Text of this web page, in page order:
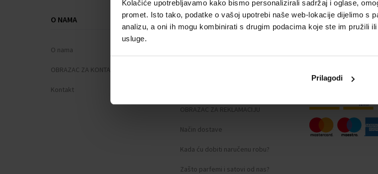
Kolačiće upotrebljavamo kako bismo personalizirali sadržaj i oglase,
promet. Isto tako, podatke o vašoj upotrebi naše web-lokacije dijelimo s
analizu, a oni ih mogu kombinirati s drugim podacima koje ste im pružili
usluge.
Prilagodi
O NAMA
O nama
OBRAZAC ZA KONTAKT
Kontakt
SVE O KUPNJI
OBRAZAC ZA REKLAMACIJU
Način dostave
Kada ću dobiti naručenu robu?
Zašto parfemi i satovi od nas?
NAČINI PLAĆANJA